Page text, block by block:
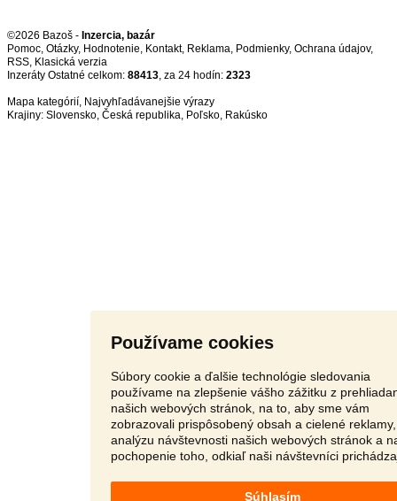
Používame cookies
Súbory cookie a ďalšie technológie sledovania
používame na zlepšenie vášho zážitku z
našich webových stránok, na to, aby sme vám
zobrazovali prispôsobený obsah a cielené
analýzu návštevnosti našich webových stránok a
pochopenie toho, odkiaľ naši návštevníci
Súhlasím
©2026 Bazoš - Inzercia, bazár
Pomoc, Otázky, Hodnotenie, Kontakt, Reklama, Podmienky, Ochrana údajov,
RSS,
Inzeráty Ostatné celkom: 88413, za 24 hodín: 2323
Mapa kategórií, Najvyhľadávanejšie výrazy
Krajiny: Slovensko, Česká republika, Poľsko, Rakúsko